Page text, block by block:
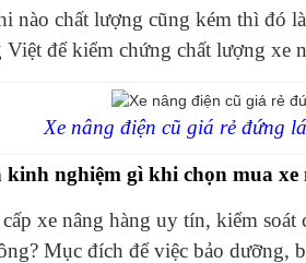
nào chất lượng cũng kém thì đó
để kiểm chứng chất lượng xe
Xe nâng điện cũ giá rẻ đứng
kinh nghiệm gì khi chọn mua
xe nâng hàng uy tín, kiểm
Mục đích để việc bảo dưỡng,